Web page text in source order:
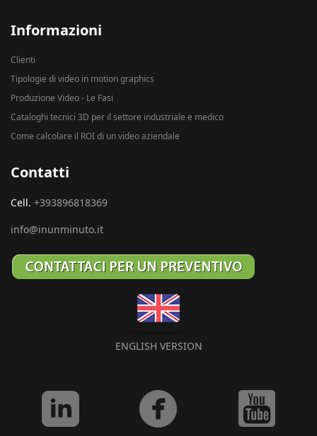
Informazioni
Clienti
Tipologie di video in motion graphics
Produzione Video - Le Fasi
Cataloghi tecnici 3D per il settore industriale e medico
Come calcolare il ROI di un video aziendale
Contatti
Cell. +393896818369
info@inunminuto.it
ENGLISH VERSION